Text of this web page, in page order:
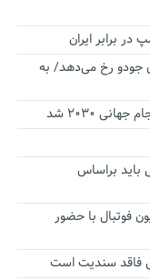
در برابر ایران
جودو رخ می‌دهد/ به
۲۰۳۰ شد
باید براساس
فوتبال با حضور
فاقد سندیت است